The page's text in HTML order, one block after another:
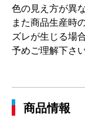
色の見え方が異
また商品生産時
ズレが生じる場
予めご理解下さ
商品情報